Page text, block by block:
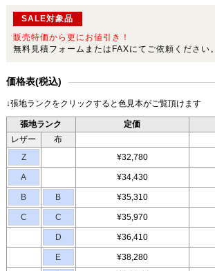
SALE対象品
販売特価から更にお値引き！
無料見積フォームまたはFAXにてご依頼ください。
価格表(税込)
↓張地ランクをクリックすると色見本がご覧頂けます
張地ランク 定価
レザー
布
Z
¥32,780
A ¥34,430
B B ¥35,310
C C ¥35,970
D ¥36,410
E ¥38,280